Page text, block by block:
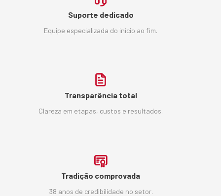
Suporte dedicado
Equipe especializada do início ao fim.
Transparência total
Clareza em etapas, custos e resultados.
Tradição comprovada
38 anos de credibilidade no setor.